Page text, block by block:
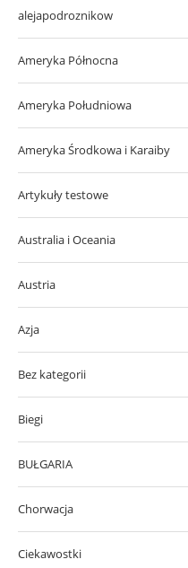
alejapodroznikow
Ameryka Północna
Ameryka Południowa
Ameryka Środkowa i Karaiby
Artykuły testowe
Australia i Oceania
Austria
Azja
Bez kategorii
Biegi
BUŁGARIA
Chorwacja
Ciekawostki